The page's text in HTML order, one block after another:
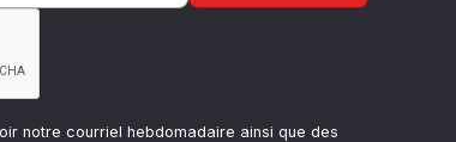
notre courriel hebdomadaire ainsi que des